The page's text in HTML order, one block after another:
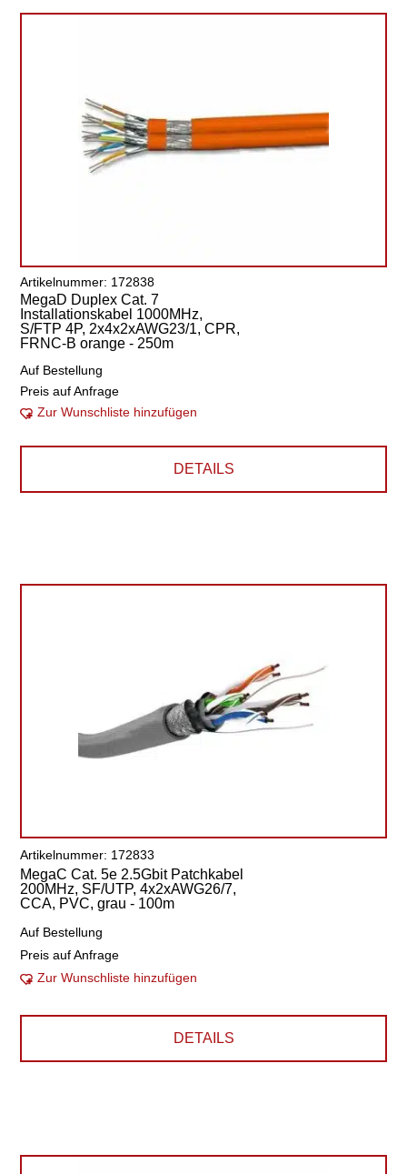
Artikelnummer: 172838
MegaD Duplex Cat. 7
Installationskabel 1000MHz,
S/FTP 4P, 2x4x2xAWG23/1, CPR,
FRNC-B orange - 250m
Auf Bestellung
Preis auf Anfrage
Zur Wunschliste hinzufügen
DETAILS
Artikelnummer: 172833
MegaC Cat. 5e 2.5Gbit Patchkabel
200MHz, SF/UTP, 4x2xAWG26/7,
CCA, PVC, grau - 100m
Auf Bestellung
Preis auf Anfrage
Zur Wunschliste hinzufügen
DETAILS